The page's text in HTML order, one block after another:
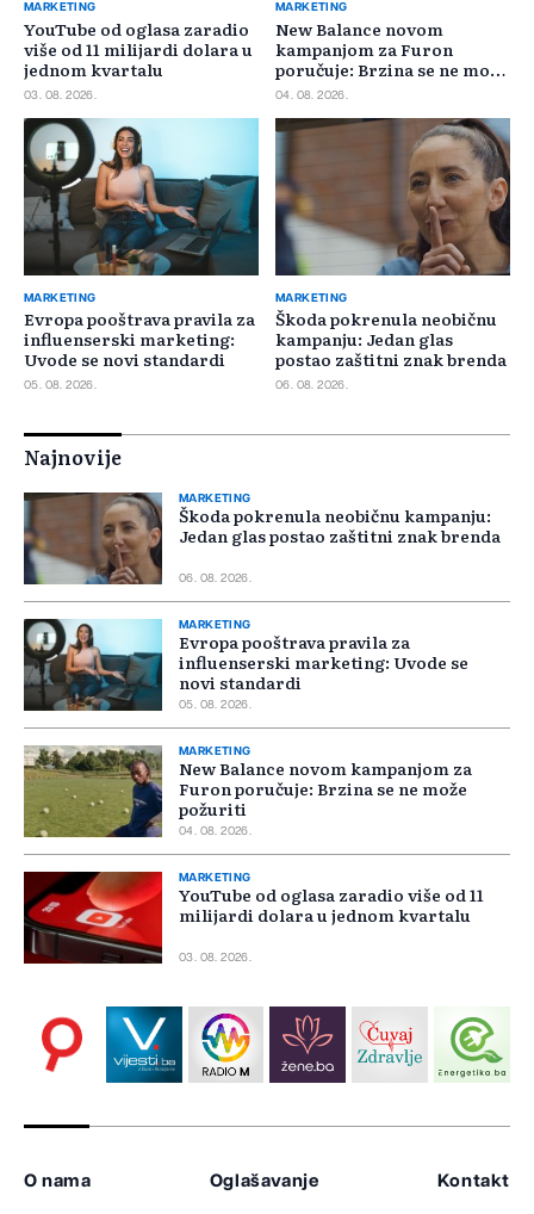
MARKETING
YouTube od oglasa zaradio
više od 11 milijardi dolara u
jednom kvartalu
03. 08. 2026.
MARKETING
New Balance novom
kampanjom za Furon
poručuje: Brzina se ne može
požuriti
04. 08. 2026.
MARKETING
Evropa pooštrava pravila za
influenserski marketing:
Uvode se novi standardi
05. 08. 2026.
MARKETING
Škoda pokrenula neobičnu
kampanju: Jedan glas
postao zaštitni znak brenda
06. 08. 2026.
Najnovije
MARKETING
Škoda pokrenula neobičnu kampanju:
Jedan glas postao zaštitni znak brenda
06. 08. 2026.
MARKETING
Evropa pooštrava pravila za
influenserski marketing: Uvode se
novi standardi
05. 08. 2026.
MARKETING
New Balance novom kampanjom za
Furon poručuje: Brzina se ne može
požuriti
04. 08. 2026.
MARKETING
YouTube od oglasa zaradio više od 11
milijardi dolara u jednom kvartalu
03. 08. 2026.
O nama Oglašavanje Kontakt